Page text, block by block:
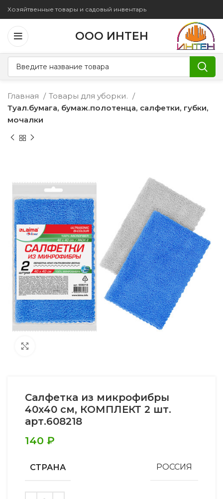
Хозяйтвенные товары и садовый инвентарь
ООО ИНТЕН
Главная
Товары для уборки.
Туал.бумага, бумаж.полотенца, салфетки, губки,
мочалки
Салфетка из микрофибры
40х40 см, КОМПЛЕКТ 2 шт.
арт.608218
140 ₽
СТРАНА РОССИЯ